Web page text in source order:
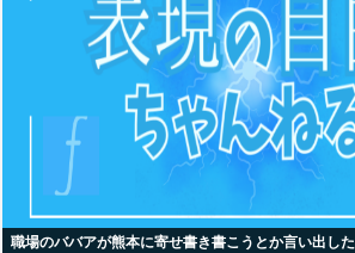
職場のババアが熊本に寄せ書き書こうとか言い出した